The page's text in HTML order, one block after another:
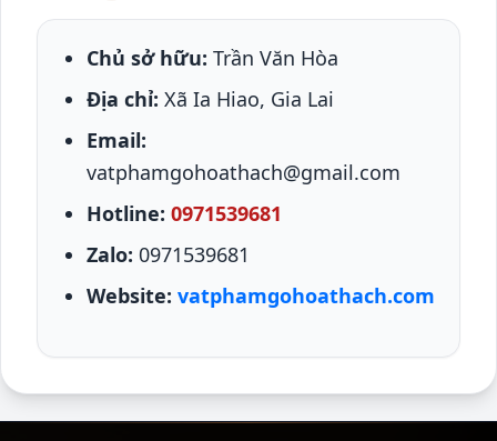
Chủ sở hữu: Trần Văn Hòa
Địa chỉ: Xã Ia Hiao, Gia Lai
Email:
vatphamgohoathach@gmail.com
Hotline: 0971539681
Zalo: 0971539681
Website: vatphamgohoathach.com